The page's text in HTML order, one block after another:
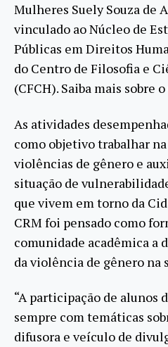
Mulheres Suely Souza de
vinculado ao Núcleo de
Públicas em Direitos
do Centro de Filosofia e
(CFCH). Saiba mais sobre
As atividades
como objetivo trabalhar
violências de gênero e
situação de
que vivem em torno da
CRM foi pensado como
comunidade acadêmica a
da violência de gênero na
“A participação de alunos
sempre com temáticas
difusora e veículo de